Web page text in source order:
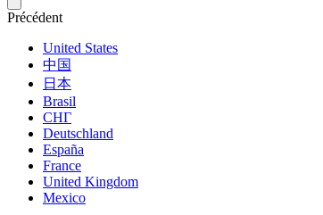
Précédent
United States
中国
日本
Brasil
СНГ
Deutschland
España
France
United Kingdom
Mexico